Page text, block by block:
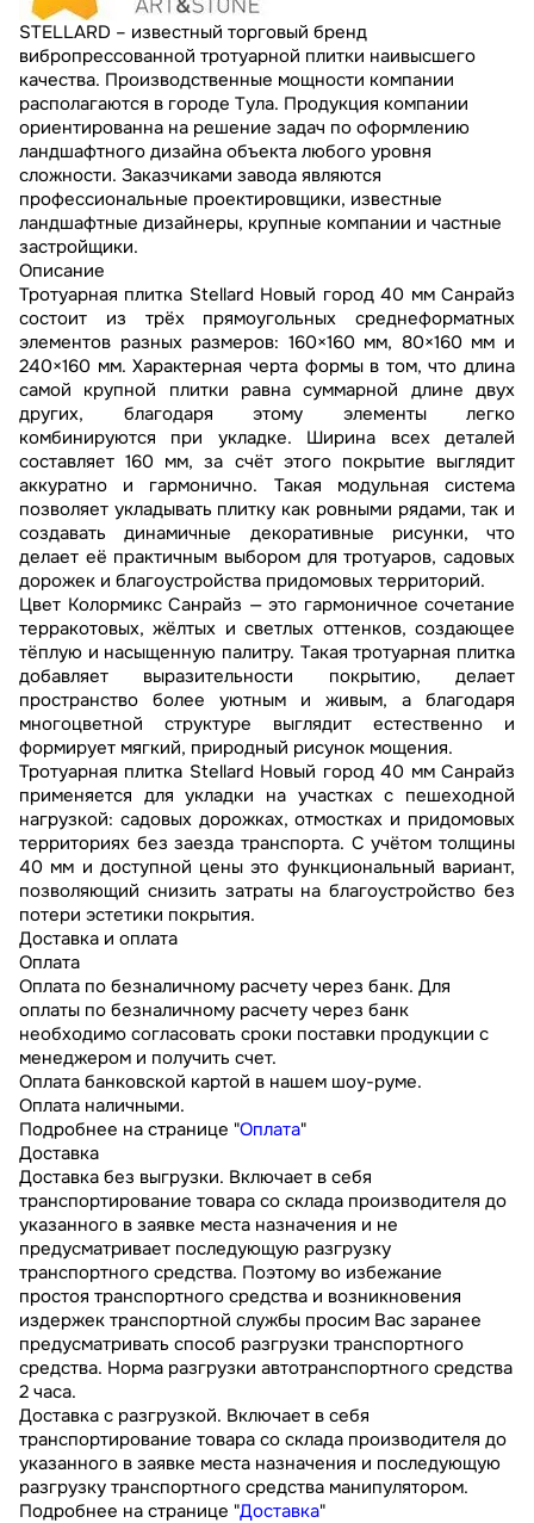
STELLARD – известный торговый бренд
вибропрессованной тротуарной плитки наивысшего
качества. Производственные мощности компании
располагаются в городе Тула. Продукция компании
ориентированна на решение задач по оформлению
ландшафтного дизайна объекта любого уровня
сложности. Заказчиками завода являются
профессиональные проектировщики, известные
ландшафтные дизайнеры, крупные компании и частные
застройщики.
Описание
Тротуарная плитка Stellard Новый город 40 мм Санрайз
состоит из трёх прямоугольных среднеформатных
элементов разных размеров: 160×160 мм, 80×160 мм и
240×160 мм. Характерная черта формы в том, что длина
самой крупной плитки равна суммарной длине двух
других, благодаря этому элементы легко
комбинируются при укладке. Ширина всех деталей
составляет 160 мм, за счёт этого покрытие выглядит
аккуратно и гармонично. Такая модульная система
позволяет укладывать плитку как ровными рядами, так и
создавать динамичные декоративные рисунки, что
делает её практичным выбором для тротуаров, садовых
дорожек и благоустройства придомовых территорий.
Цвет Колормикс Санрайз — это гармоничное сочетание
терракотовых, жёлтых и светлых оттенков, создающее
тёплую и насыщенную палитру. Такая тротуарная плитка
добавляет выразительности покрытию, делает
пространство более уютным и живым, а благодаря
многоцветной структуре выглядит естественно и
формирует мягкий, природный рисунок мощения.
Тротуарная плитка Stellard Новый город 40 мм Санрайз
применяется для укладки на участках с пешеходной
нагрузкой: садовых дорожках, отмостках и придомовых
территориях без заезда транспорта. С учётом толщины
40 мм и доступной цены это функциональный вариант,
позволяющий снизить затраты на благоустройство без
потери эстетики покрытия.
Доставка и оплата
Оплата
Оплата по безналичному расчету через банк. Для
оплаты по безналичному расчету через банк
необходимо согласовать сроки поставки продукции с
менеджером и получить счет.
Оплата банковской картой в нашем шоу-руме.
Оплата наличными.
Подробнее на странице "Оплата"
Доставка
Доставка без выгрузки. Включает в себя
транспортирование товара со склада производителя до
указанного в заявке места назначения и не
предусматривает последующую разгрузку
транспортного средства. Поэтому во избежание
простоя транспортного средства и возникновения
издержек транспортной службы просим Вас заранее
предусматривать способ разгрузки транспортного
средства. Норма разгрузки автотранспортного средства
2 часа.
Доставка с разгрузкой. Включает в себя
транспортирование товара со склада производителя до
указанного в заявке места назначения и последующую
разгрузку транспортного средства манипулятором.
Подробнее на странице "Доставка"